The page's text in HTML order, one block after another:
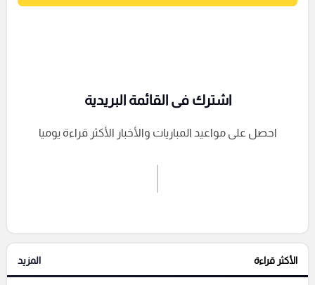
إرسال تعليق
التعليقات السابقة
اشترك فى القائمة البريدية
احصل على مواعيد المباريات والأخبار الأكثر قراءة يوميا
الأكثر قراءة المزيد